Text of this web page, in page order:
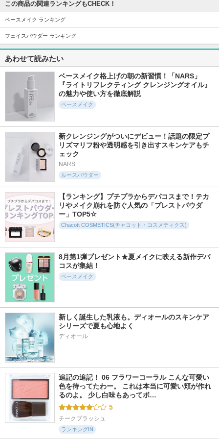
5.5
20277件
ライトリフレクティ
ングセッティングパ
ウダー プレスト N
プリズム・リーブル
ジバンシイ
サンシェルター マ
ルチ プロテクショ
ン トーンアップCC
4.9
1751件
ラスティングベース
Chacott COSMETICS
(チャコット・コスメ
ティクス)
クショントーンアッ
プ ローズ+
ラ ロッシュ ポゼ
ディオール
5.1
5192件
マシュマロフィニッ
シュパウダー
キャンメイク
5.2
5367件
ノーセバム ミネラ
ルパウダー N
5.6
4001件
5.2
3249件
D-UVシールド トー
ンアップ
アスタリフト
＋ ba
エリクシール
Chacott COSMETICS
(チャコット・コスメ
この商品の関連ランキングもCHECK！
ベースメイク ランキング
フェイスパウダー ランキング
あわせて読みたい
ベースメイク格上げの朝の新習慣！「NARS」
『ライトリフレクティング クレンジングオイル』
の魅力や使い方を徹底解説
ベースメイク
新クレンジングがついにデビュー！話題の限定プ
リズマリフ粉や透明感を引き出すスキンケアもチ
ェック
NARS
ルースパウダー
【ランキング】プチプラからデパコスまで！テカ
リやメイク崩れを防ぐ人気の「プレストパウダ
ー」TOP5☆
Chacott COSMETICS(チャコット・コスメティクス)
8月第1弾プレゼント★夏メイクに映える新作デパ
コスが集結！
ベースメイク
新しく誕生した乳液も。ディオールのスキンケア
シリーズで夏も心地よく
ディオール
追記の追記！ 06 フラワーコーラル こんな可愛い
色を待ってたわー。 これは本当に可愛い頬が作れ
るのよ。 少し白味もあってボ…
5
チークブラッシュ
ランキングIN